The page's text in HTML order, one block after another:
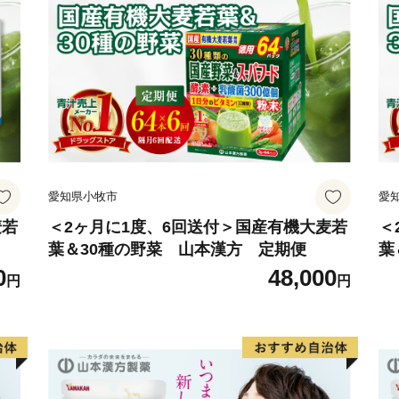
円
愛知県小牧市
＜2ヶ月に1度、6回送付＞国産有機大麦若
葉＆30種の野菜 山本漢方 定期便
48,000円
愛